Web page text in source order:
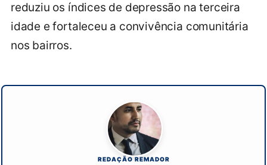
reduziu os índices de depressão na terceira
idade e fortaleceu a convivência comunitária
nos bairros.
REDAÇÃO REMADOR